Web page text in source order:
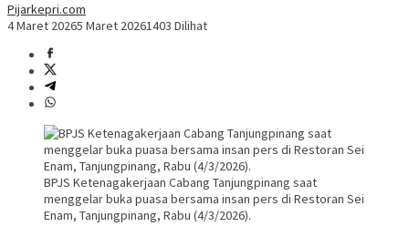
Pijarkepri.com
4 Maret 20265 Maret 20261403 Dilihat
BPJS Ketenagakerjaan Cabang Tanjungpinang saat
menggelar buka puasa bersama insan pers di Restoran Sei
Enam, Tanjungpinang, Rabu (4/3/2026).